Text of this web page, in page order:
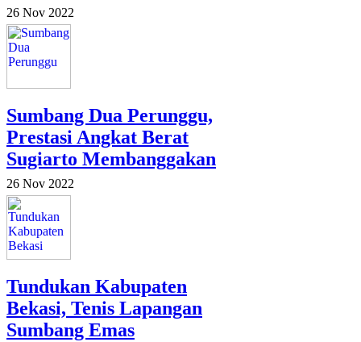
26 Nov 2022
Sumbang Dua Perunggu,
Prestasi Angkat Berat
Sugiarto Membanggakan
26 Nov 2022
Tundukan Kabupaten
Bekasi, Tenis Lapangan
Sumbang Emas